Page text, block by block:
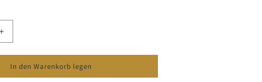
Erhöhe
die
Menge
für
Bio-
In den Warenkorb legen